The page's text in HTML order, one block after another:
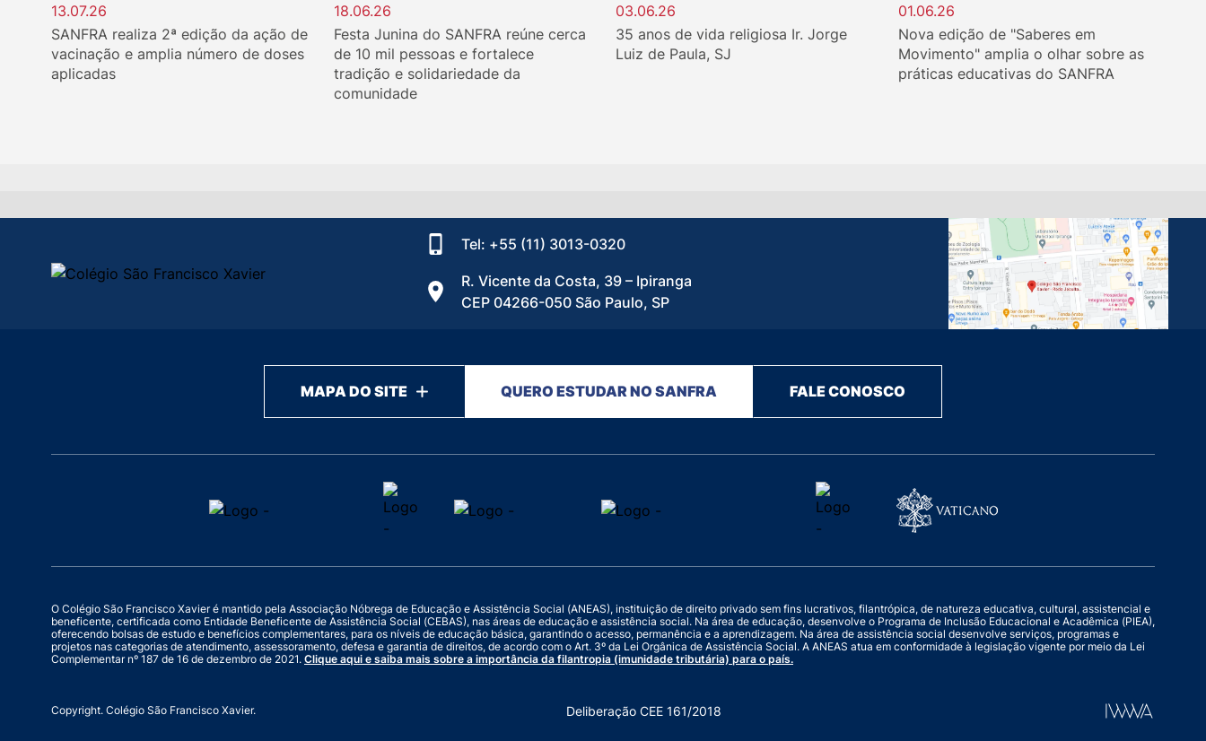
13.07.26
SANFRA realiza 2ª edição da ação de
vacinação e amplia número de doses
aplicadas
18.06.26
Festa Junina do SANFRA reúne cerca
de 10 mil pessoas e fortalece
tradição e solidariedade da
comunidade
03.06.26
35 anos de vida religiosa Ir. Jorge
Luiz de Paula, SJ
01.06.26
Nova edição de "Saberes em
Movimento" amplia o olhar sobre as
práticas educativas do SANFRA
Tel: +55 (11) 3013-0320
R. Vicente da Costa, 39 – Ipiranga
CEP 04266-050 São Paulo, SP
MAPA DO SITE QUERO ESTUDAR NO SANFRA FALE CONOSCO
O Colégio São Francisco Xavier é mantido pela Associação Nóbrega de Educação e Assistência Social (ANEAS), instituição de direito privado sem fins lucrativos, filantrópica, de natureza educativa, cultural, assistencial e
beneficente, certificada como Entidade Beneficente de Assistência Social (CEBAS), nas áreas de educação e assistência social. Na área de educação, desenvolve o Programa de Inclusão Educacional e Acadêmica (PIEA),
oferecendo bolsas de estudo e benefícios complementares, para os níveis de educação básica, garantindo o acesso, permanência e a aprendizagem. Na área de assistência social desenvolve serviços, programas e
projetos nas categorias de atendimento, assessoramento, defesa e garantia de direitos, de acordo com o Art. 3º da Lei Orgânica de Assistência Social. A ANEAS atua em conformidade à legislação vigente por meio da Lei
Complementar nº 187 de 16 de dezembro de 2021. Clique aqui e saiba mais sobre a importância da filantropia (imunidade tributária) para o país.
Copyright. Colégio São Francisco Xavier. Deliberação CEE 161/2018